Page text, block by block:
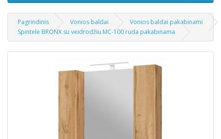
Pagrindinis Vonios baldai
Vonios baldai pakabinami
Spintelė BRONX su veidrodžiu MC-100 ruda pakabinama